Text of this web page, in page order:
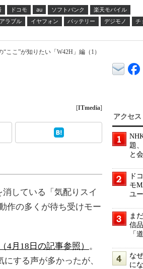
ドコモ au ソフトバンク
楽天モバイル
ラブル イヤフォン バッテリー デジモノ
チ
こ”が知りたい「W42H」編（1）
[ITmedia]
している「気配りスイ
作の多くが待ち受けモー
（4月18日の記事参照） 。
する声が多かったが、
アクセ
題
と
ド
モ
ユ
ま
信
「
な
に